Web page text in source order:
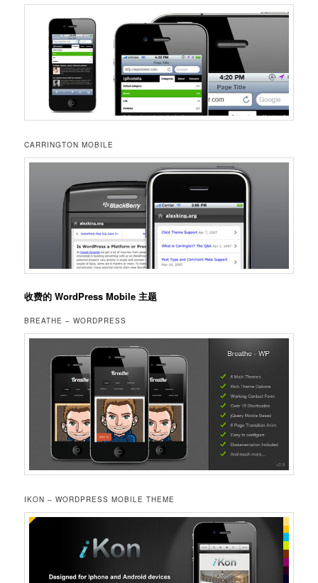
CARRINGTON MOBILE
收费的 WordPress Mobile 主题
BREATHE – WORDPRESS
IKON – WORDPRESS MOBILE THEME